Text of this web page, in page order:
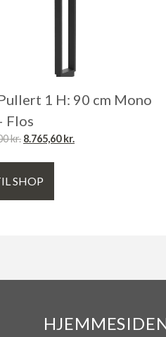
1 H: 90 cm Mono
Flos
kr. 8.765,60kr.
SHOP